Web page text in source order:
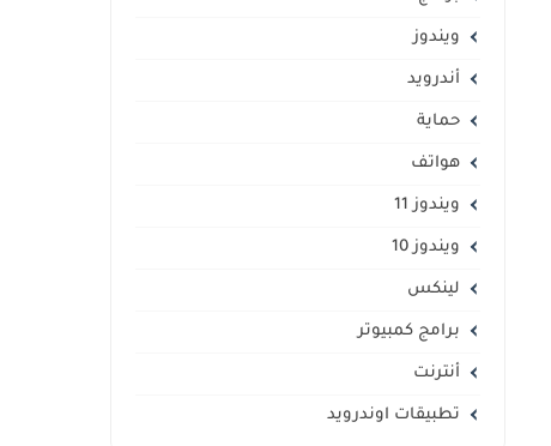
ويندوز
أندرويد
حماية
هواتف
ويندوز 11
ويندوز 10
لينكس
برامج كمبيوتر
أنترنت
تطبيقات اوندرويد